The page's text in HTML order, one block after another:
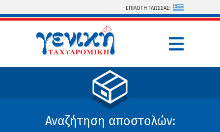
Παράκαμψη προς το κυρίως περιεχόμενοΕΠΙΛΟΓΗ ΓΛΩΣΣΑΣ:
Αναζήτηση αποστολών: